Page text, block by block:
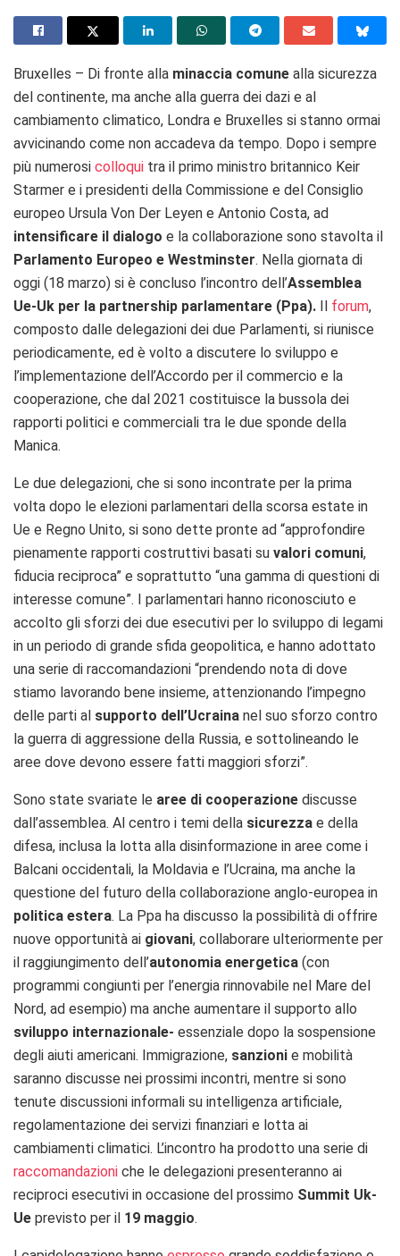
Bruxelles – Di fronte alla minaccia comune alla sicurezza
del continente, ma anche alla guerra dei dazi e al
cambiamento climatico, Londra e Bruxelles si stanno ormai
avvicinando come non accadeva da tempo. Dopo i sempre
più numerosi colloqui tra il primo ministro britannico Keir
Starmer e i presidenti della Commissione e del Consiglio
europeo Ursula Von Der Leyen e Antonio Costa, ad
intensificare il dialogo e la collaborazione sono stavolta il
Parlamento Europeo e Westminster. Nella giornata di
oggi (18 marzo) si è concluso l’incontro dell’Assemblea
Ue-Uk per la partnership parlamentare (Ppa). Il forum,
composto dalle delegazioni dei due Parlamenti, si riunisce
periodicamente, ed è volto a discutere lo sviluppo e
l’implementazione dell’Accordo per il commercio e la
cooperazione, che dal 2021 costituisce la bussola dei
rapporti politici e commerciali tra le due sponde della
Manica.
Le due delegazioni, che si sono incontrate per la prima
volta dopo le elezioni parlamentari della scorsa estate in
Ue e Regno Unito, si sono dette pronte ad “approfondire
pienamente rapporti costruttivi basati su valori comuni,
fiducia reciproca” e soprattutto “una gamma di questioni di
interesse comune”. I parlamentari hanno riconosciuto e
accolto gli sforzi dei due esecutivi per lo sviluppo di legami
in un periodo di grande sfida geopolitica, e hanno adottato
una serie di raccomandazioni “prendendo nota di dove
stiamo lavorando bene insieme, attenzionando l’impegno
delle parti al supporto dell’Ucraina nel suo sforzo contro
la guerra di aggressione della Russia, e sottolineando le
aree dove devono essere fatti maggiori sforzi”.
Sono state svariate le aree di cooperazione discusse
dall’assemblea. Al centro i temi della sicurezza e della
difesa, inclusa la lotta alla disinformazione in aree come i
Balcani occidentali, la Moldavia e l’Ucraina, ma anche la
questione del futuro della collaborazione anglo-europea in
politica estera. La Ppa ha discusso la possibilità di offrire
nuove opportunità ai giovani, collaborare ulteriormente per
il raggiungimento dell’autonomia energetica (con
programmi congiunti per l’energia rinnovabile nel Mare del
Nord, ad esempio) ma anche aumentare il supporto allo
sviluppo internazionale- essenziale dopo la sospensione
degli aiuti americani. Immigrazione, sanzioni e mobilità
saranno discusse nei prossimi incontri, mentre si sono
tenute discussioni informali su intelligenza artificiale,
regolamentazione dei servizi finanziari e lotta ai
cambiamenti climatici. L’incontro ha prodotto una serie di
raccomandazioni che le delegazioni presenteranno ai
reciproci esecutivi in occasione del prossimo Summit Uk-
Ue previsto per il 19 maggio.